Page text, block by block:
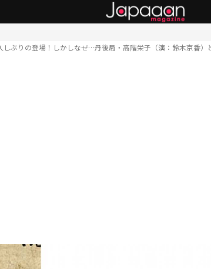
しぶりの登場！しかしなぜ…丹後局・高階栄子（演：鈴木京香）